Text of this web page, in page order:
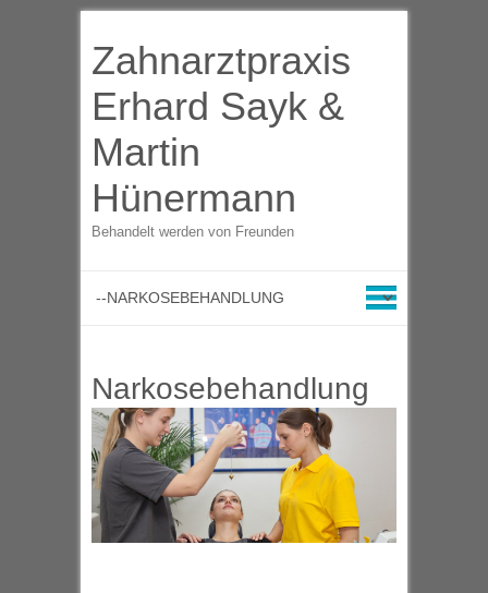
Zahnarztpraxis
Erhard Sayk &
Martin
Hünermann
Behandelt werden von Freunden
Narkosebehandlung